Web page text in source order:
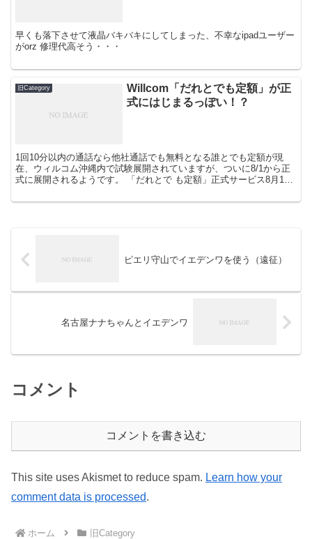
早くも落下させて液晶バキバキにしてしまった、不幸なipadユーザー
がorz 修理代高そう・・・
旧Category
Willcom「だれとでも定額」が正
式にはじまるっぽい！？
1回10分以内の通話なら他社通話でも無料となる誰とでも定額が現
在、ウィルコム沖縄内で試験展開されていますが、ついに8/1から正
式に展開されるようです。 「だれとで も定額」正式サービス8月1日
ピエリ守山でイエデンワを使う（遠征）
名古屋ナナちゃんとイエデンワ
コメント
コメントを書き込む
This site uses Akismet to reduce spam. Learn how your
comment data is processed.
ホーム 旧Category